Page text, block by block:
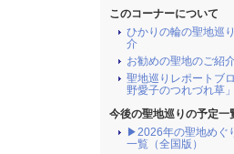
このコーナーについて
ひかりの輪の聖地巡
介
お勧めの聖地のご紹
聖地巡りレポートブ
野愛子のつれづれ草」
今後の聖地巡りの予定一
▶2026年の聖地めぐ
一覧（全国版）